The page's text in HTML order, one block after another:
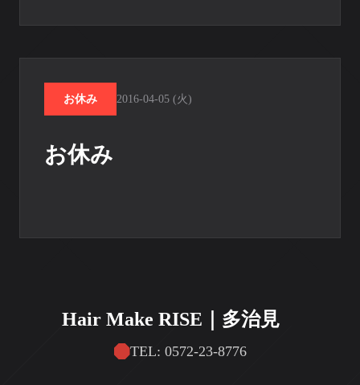
お休み 2016-04-05 (火)
お休み
Hair Make RISE｜多治見
TEL: 0572-23-8776